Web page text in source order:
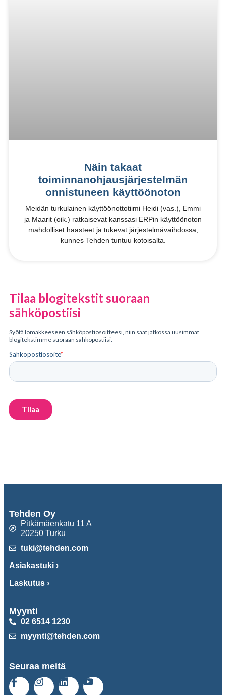
Näin takaat
toiminnanohjausjärjestelmän
onnistuneen käyttöönoton
Meidän turkulainen käyttöönottotiimi Heidi (vas.), Emmi
ja Maarit (oik.) ratkaisevat kanssasi ERPin käyttöönoton
mahdolliset haasteet ja tukevat järjestelmävaihdossa,
kunnes Tehden tuntuu kotoisalta.
Tehden Oy
Pitkämäenkatu 11 A
20250 Turku
tuki@tehden.com
Asiakastuki ›
Laskutus ›
Myynti
02 6514 1230
myynti@tehden.com
Seuraa meitä